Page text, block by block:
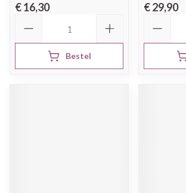
€ 16,30
Bestel
€ 29,90